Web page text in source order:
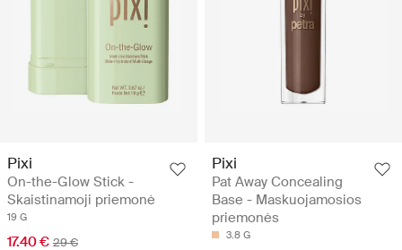
Pixi
On-the-Glow Stick -
Skaistinamoji priemonė
19 G
17.40 € 29 €
Pixi
Pat Away Concealing
Base - Maskuojamosios
priemonės
3.8 G